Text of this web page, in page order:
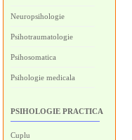
Neuropsihologie
Psihotraumatologie
Psihosomatica
Psihologie medicala
PSIHOLOGIE PRACTICA
Cuplu